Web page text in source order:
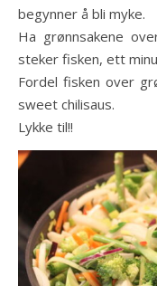
begynner å bli myke.
Ha grønnsakene
steker fisken, ett
Fordel fisken over
sweet chilisaus.
Lykke til!!